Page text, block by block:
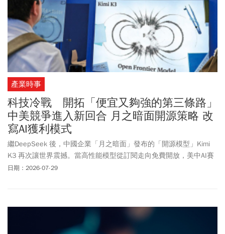
產業時事
科技冷戰 開拓「便宜又夠強的第三條路」
中美競爭進入新回合 月之暗面開源策略 改
寫AI獲利模式
繼DeepSeek 後，中國企業「月之暗面」發布的「開源模型」Kimi
K3 再次讓世界震撼。當高性能模型從訂閱走向免費開放，美中AI賽
局已從技術較量，延伸到商業模式與行銷策略之爭。
日期：2026-07-29